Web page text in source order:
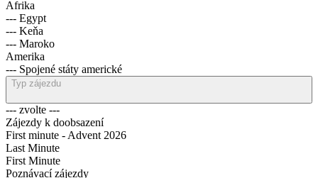
Afrika
--- Egypt
--- Keňa
--- Maroko
Amerika
--- Spojené státy americké
Typ zájezdu
--- zvolte ---
Zájezdy k doobsazení
First minute - Advent 2026
Last Minute
First Minute
Poznávací zájezdy